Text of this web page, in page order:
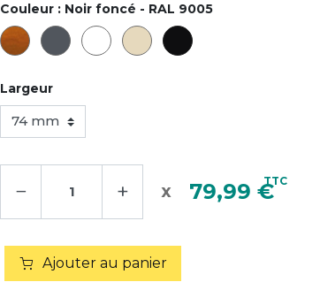
Couleur : Noir foncé - RAL 9005
Largeur
− + 79,99 €TTC
Ajouter au panier